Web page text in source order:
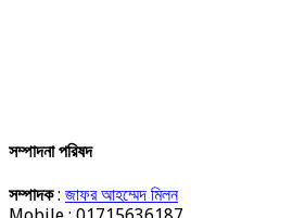
সম্পাদনা পরিষদ
সম্পাদক: জাফর আহম্মেদ মিলন